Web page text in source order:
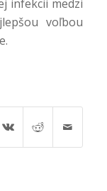
infekcii medzi
voľbou